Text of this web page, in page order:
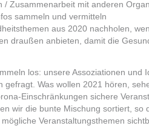
/ Zusammenarbeit mit anderen
sammeln und vermitteln
aus 2020 nachholen,
draußen anbieten, damit die
los: unsere Assoziationen und
gefragt. Was wollen 2021 hören,
Einschränkungen sichere
wir die bunte Mischung sortiert, so
Veranstaltungsthemen